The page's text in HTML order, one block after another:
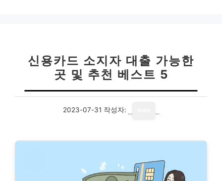
신용카드 소지자 대출 가능한
곳 및 추천 베스트 5
2023-07-31 작성자: